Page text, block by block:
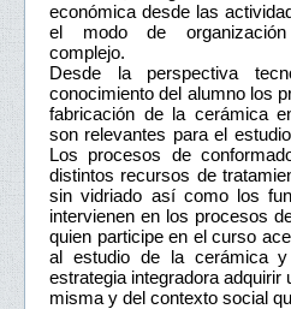
económica desde las
el modo de organización
complejo.
Desde la perspectiva
conocimiento del alumno los
fabricación de la cerámica
son relevantes para el
Los procesos de
distintos recursos de
sin vidriado así como los
intervienen en los procesos
quien participe en el curso
al estudio de la cerámica
estrategia integradora adquirir
misma y del contexto social